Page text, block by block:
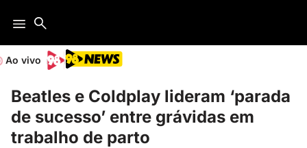
Ao vivo
Beatles e Coldplay lideram ‘parada
de sucesso’ entre grávidas em
trabalho de parto